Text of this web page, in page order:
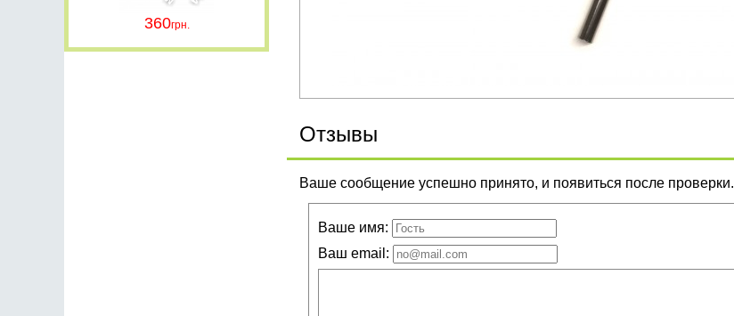
Отзывы
Ваше сообщение успешно принято, и появиться после проверки.
Ваше имя:
Ваш email:
360